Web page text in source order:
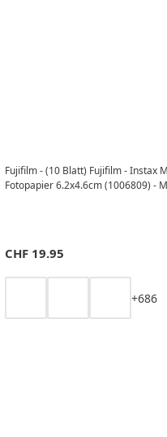
Fujifilm - (10 Blatt) Fujifilm - Instax
Fotopapier 6.2x4.6cm (1006809) -
CHF 19.95
+686